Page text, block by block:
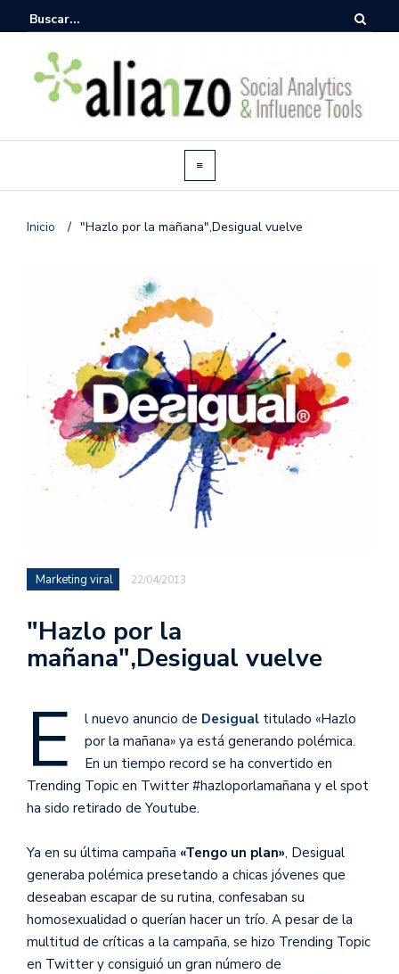
Inicio / "Hazlo por la mañana",Desigual vuelve
Marketing viral 22/04/2013
"Hazlo por la
mañana",Desigual vuelve
E l nuevo anuncio de Desigual titulado «Hazlo
por la mañana» ya está generando polémica.
En un tiempo record se ha convertido en
Trending Topic en Twitter #hazloporlamañana y el spot
ha sido retirado de Youtube.
Ya en su última campaña «Tengo un plan», Desigual
generaba polémica presetando a chicas jóvenes que
deseaban escapar de su rutina, confesaban su
homosexualidad o querían hacer un trío. A pesar de la
multitud de críticas a la campaña, se hizo Trending Topic
en Twitter y consiguió un gran número de